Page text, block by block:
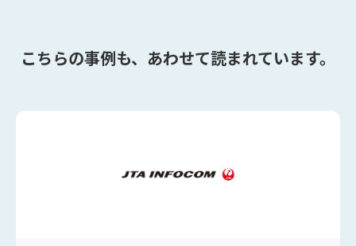
こちらの事例も、あわせて読まれています。